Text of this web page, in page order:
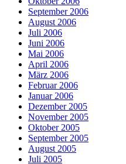
September 2006
August 2006
Juli 2006
Juni 2006
Mai 2006
April 2006
März 2006
Februar 2006
Januar 2006
Dezember 2005
November 2005
Oktober 2005
September 2005
August 2005
Juli 2005